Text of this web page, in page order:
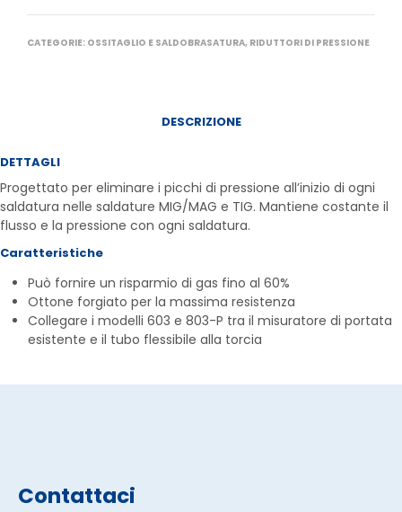
CATEGORIE: OSSITAGLIO E SALDOBRASATURA, RIDUTTORI DI PRESSIONE
DESCRIZIONE
DETTAGLI
Progettato per eliminare i picchi di pressione all’inizio di ogni
saldatura nelle saldature MIG/MAG e TIG. Mantiene costante il
flusso e la pressione con ogni saldatura.
Caratteristiche
Può fornire un risparmio di gas fino al 60%
Ottone forgiato per la massima resistenza
Collegare i modelli 603 e 803-P tra il misuratore di portata
esistente e il tubo flessibile alla torcia
Contattaci